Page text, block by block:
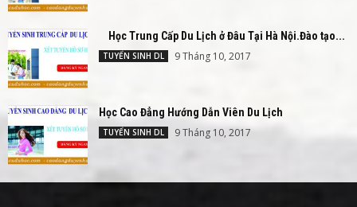
Học Trung Cấp Du Lịch ở Đâu Tại Hà Nội.Đào tạo...
TUYỂN SINH DL 9 Tháng 10, 2017
Học Cao Đẳng Hướng Dẫn Viên Du Lịch
TUYỂN SINH DL 9 Tháng 10, 2017